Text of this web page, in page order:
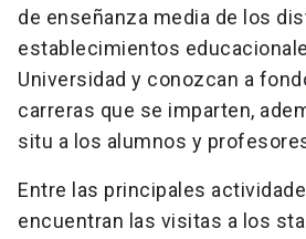
de enseñanza media de los
establecimientos
Universidad y conozcan a
carreras que se imparten,
situ a los alumnos y
Entre las principales
encuentran las visitas a los